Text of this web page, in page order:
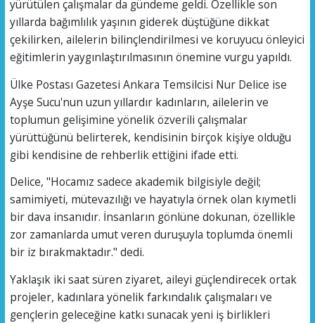
yürütülen çalışmalar da gündeme geldi. Özellikle son
yıllarda bağımlılık yaşının giderek düştüğüne dikkat
çekilirken, ailelerin bilinçlendirilmesi ve koruyucu önleyici
eğitimlerin yaygınlaştırılmasının önemine vurgu yapıldı.
Ülke Postası Gazetesi Ankara Temsilcisi Nur Delice ise
Ayşe Sucu'nun uzun yıllardır kadınların, ailelerin ve
toplumun gelişimine yönelik özverili çalışmalar
yürüttüğünü belirterek, kendisinin birçok kişiye olduğu
gibi kendisine de rehberlik ettiğini ifade etti.
Delice, "Hocamız sadece akademik bilgisiyle değil;
samimiyeti, mütevazılığı ve hayatıyla örnek olan kıymetli
bir dava insanıdır. İnsanların gönlüne dokunan, özellikle
zor zamanlarda umut veren duruşuyla toplumda önemli
bir iz bırakmaktadır." dedi.
Yaklaşık iki saat süren ziyaret, aileyi güçlendirecek ortak
projeler, kadınlara yönelik farkındalık çalışmaları ve
gençlerin geleceğine katkı sunacak yeni iş birlikleri